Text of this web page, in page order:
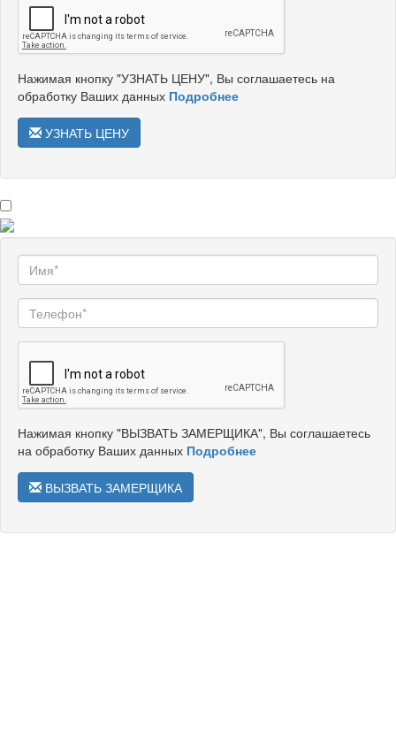
Нажимая кнопку "УЗНАТЬ ЦЕНУ", Вы соглашаетесь на
обработку Ваших данных Подробнее
УЗНАТЬ ЦЕНУ
Нажимая кнопку "ВЫЗВАТЬ ЗАМЕРЩИКА", Вы соглашаетесь
на обработку Ваших данных Подробнее
ВЫЗВАТЬ ЗАМЕРЩИКА